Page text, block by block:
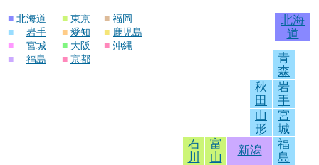
■ 北海道
■
岩手
■
宮城
■
福島
■ 東京
■ 愛知
■ 大阪
■ 京都
■ 福岡
■ 鹿児島
■ 沖縄
北海
道
青
森
秋
田
岩
手
山
形
宮
城
石
川
富
山
新潟
福
島